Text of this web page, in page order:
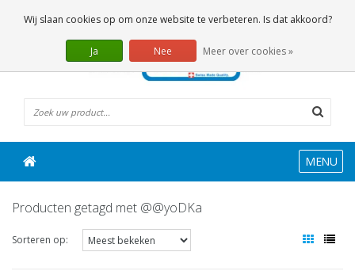
0 Artikelen
MENU
Producten getagd met @@yoDKa
Sorteren op:
Wij slaan cookies op om onze website te verbeteren. Is dat akkoord?
Ja Nee Meer over cookies »